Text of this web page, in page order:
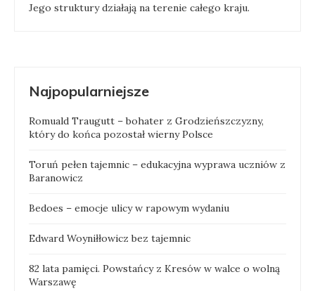
Jego struktury działają na terenie całego kraju.
Najpopularniejsze
Romuald Traugutt – bohater z Grodzieńszczyzny,
który do końca pozostał wierny Polsce
Toruń pełen tajemnic – edukacyjna wyprawa uczniów z
Baranowicz
Bedoes – emocje ulicy w rapowym wydaniu
Edward Woyniłłowicz bez tajemnic
82 lata pamięci. Powstańcy z Kresów w walce o wolną
Warszawę